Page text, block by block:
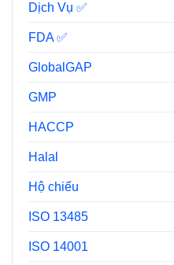
Dịch Vụ ✅
FDA ✅
GlobalGAP
GMP
HACCP
Halal
Hộ chiếu
ISO 13485
ISO 14001